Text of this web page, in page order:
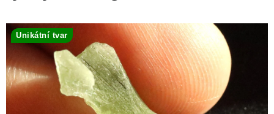
SLEVY
ÚČINKY
KRYSTALY
Unikátní tvar